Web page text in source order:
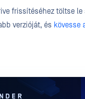
frissítéséhez töltse le
verzióját, és kövesse